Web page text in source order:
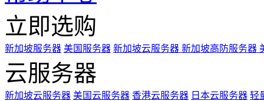
立即选购
新加坡服务器 美国服务器 新加坡云服务器 新加坡高防服务器
云服务器
新加坡云服务器 美国云服务器 香港云服务器 日本云服务器 轻